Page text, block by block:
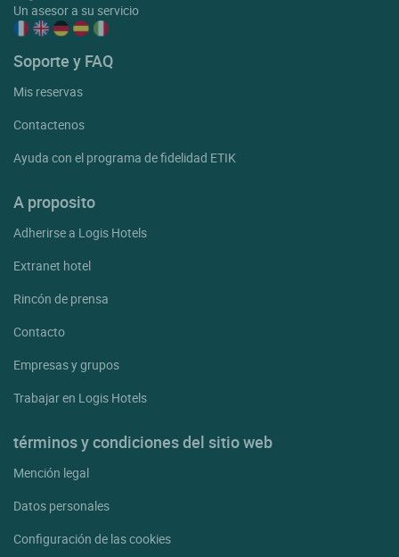
Un asesor a su servicio
Soporte y FAQ
Mis reservas
Contactenos
Ayuda con el programa de fidelidad ETIK
A proposito
Adherirse a Logis Hotels
Extranet hotel
Rincón de prensa
Contacto
Empresas y grupos
Trabajar en Logis Hotels
términos y condiciones del sitio web
Mención legal
Datos personales
Configuración de las cookies